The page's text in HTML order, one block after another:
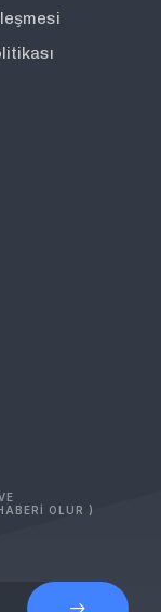
OLUR )